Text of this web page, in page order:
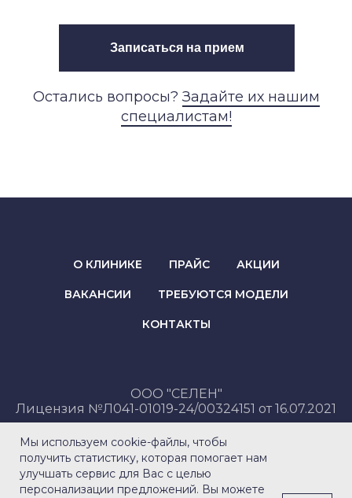
Мы используем cookie-файлы, чтобы
получить статистику, которая помогает нам
улучшать сервис для Вас с целью
персонализации предложений. Вы можете
Записаться на прием
Остались вопросы? Задайте их нашим
специалистам!
О КЛИНИКЕ ПРАЙС АКЦИИ
ВАКАНСИИ ТРЕБУЮТСЯ МОДЕЛИ
КОНТАКТЫ
ООО "СЕЛЕН"
Лицензия №Л041-01019-24/00324151 от 16.07.2021
+7 391 215-05-75
Политика конфиденциальности
Политика обработки метрических данных